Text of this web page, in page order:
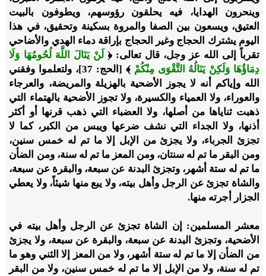
وينحرون الهدايا، فيه يحلقون رؤوسهم، ويطوفون بالبيت
العتيق، ويسعون بين الصفا والمروة بسكينة وتحقيق، في هذا
اليوم يشترك الحجاج وغير الحجاج بإراقة دماء الهدي والأضاحي
تقرباً إلى الله عز وجل، قال تعالى: ﴿لَنْ يَنَالَ اللَّهَ لُحُومُهَا وَلَا
دِمَاؤُهَا وَلَكِنْ يَنَالُهُ التَّقْوَى مِنْكُمْ
﴾ [الحج: 37]، ولتعلموا وفقني
الله وإياكم أنه لا يجوز الأضحية بالهزيلة والمريضة، والعرجاء
والعوراء، ولا العمياء والكسيرة، ولا تجوز الأضحية بالهتماء التي
ذهبت ثناياها من أصلها، ولا العضباء التي ذهب قرنها أو أكثر
أذنها، ولا الجداء التي نشف ضرعها ويبس من الكبر، كما لا
تجزئ الجرباء، ولا يجزئ من الإبل إلا ما تم له خمس سنين،
ومن البقر ما تم له سنتان، ومن المعز ما تم له سنة، ومن الضأن
ما تم له ستة أشهر، وتجزئ البدنة عن سبعة، والبقرة عن سبعة،
والشاة تجزئ عن الرجل وأهل بيته، ولا يبع منها شيئاً، ولا يعطي
الجزار أجرته منها.
معشر المسلمين: إن الشاة تجزئ عن الرجل وأهل بيته في
الأضحية، وتجزئ البدنة عن سبعة، والبقرة عن سبعة، ولا يجزئ
من الضأن إلا ما تم له ستة أشهر، ولا من المعز إلا الثني وهو ما
تم له سنة، ولا من الإبل إلا ما تم له خمس سنين، ولا من البقر